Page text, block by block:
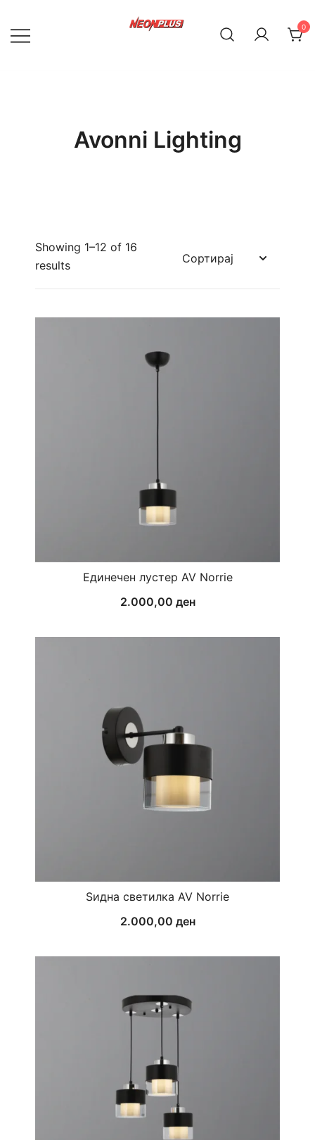
content
0
Avonni Lighting
Showing 1–12 of 16
results
Единечен лустер AV Norrie
2.000,00 ден
Ѕидна светилка AV Norrie
2.000,00 ден